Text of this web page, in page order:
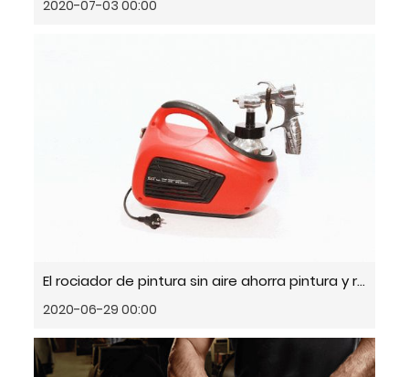
2020-07-03 00:00
El rociador de pintura sin aire ahorra pintura y rocía uniformemente
2020-06-29 00:00